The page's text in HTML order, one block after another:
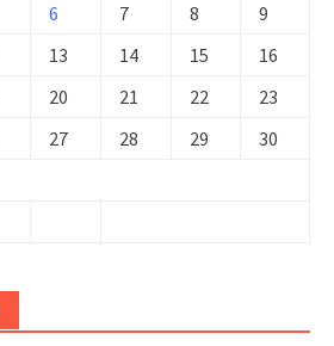
6 7 8
9
13 14 15
16
20 21 22
23
27 28 29
30